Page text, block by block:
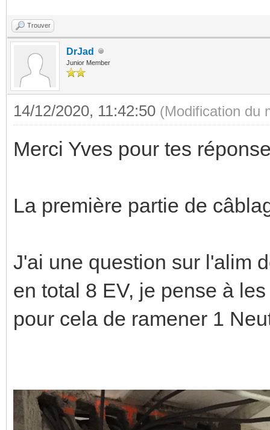
Trouver
DrJad
Junior Member
14/12/2020, 11:42:50 (Modification du
Merci Yves pour tes
La première partie de
J'ai une question sur l'alim
en total 8 EV, je pense à
pour cela de ramener 1